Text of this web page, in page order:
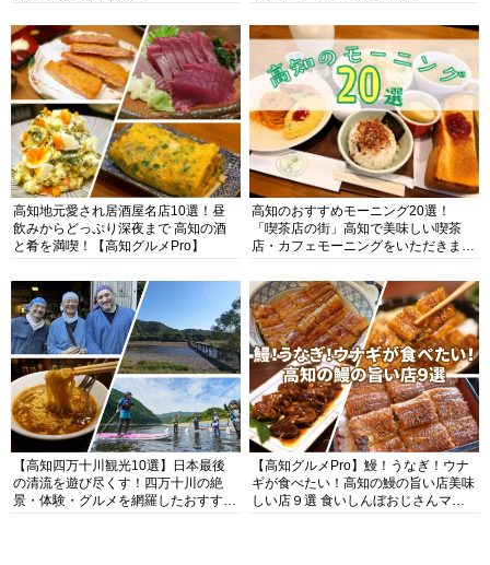
高知地元愛され居酒屋名店10選！昼
飲みからどっぷり深夜まで 高知の酒
と肴を満喫！【高知グルメPro】
高知のおすすめモーニング20選！
「喫茶店の街」高知で美味しい喫茶
店・カフェモーニングをいただきま
【高知四万十川観光10選】日本最後
の清流を遊び尽くす！四万十川の絶
景・体験・グルメを網羅したおすすめ
【高知グルメPro】鰻！うなぎ！ウナ
ギが食べたい！高知の鰻の旨い店美味
しい店９選 食いしんぼおじさんマッ